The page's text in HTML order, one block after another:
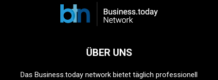
ÜBER UNS
Das Business.today network bietet täglich professionell